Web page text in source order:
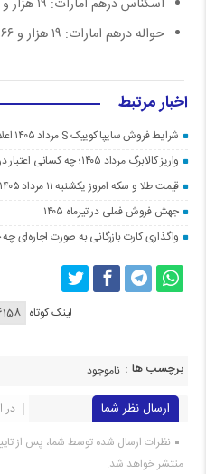
اسکناس درهم امارات: ۱۹ هزار و ۷۴۱ تومان (با ثبات)
حواله درهم امارات: ۱۹ هزار و ۱۶۶ تومان
اخبار مرتبط
شرایط فروش سایپا کوییک S مرداد ۱۴۰۵ اعلام شد
واریز کالابرگ مرداد ۱۴۰۵؛ چه کسانی اعتبار دریافت نمی‌کنند؟
قیمت طلا و سکه امروز یکشنبه ۱۱ مرداد ۱۴۰۵
جهش فروش فملی در تیرماه ۱۴۰۵
واگذاری کارت بازرگانی به صورت اجاره‌ای
لینک کوتاه
برچسب ها : ناموجود
ارسال نظر شما
در
نظرات ارسال شده توسط شما، پس از
منتشر خواهد شد.